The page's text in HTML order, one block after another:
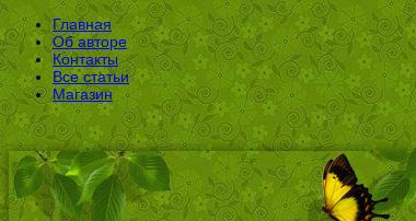
Главная
Об авторе
Контакты
Все статьи
Магазин